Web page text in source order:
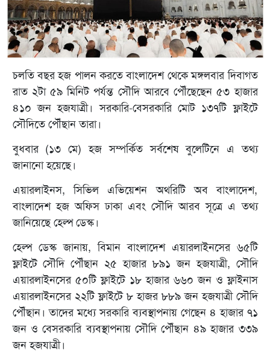
চলতি বছর হজ পালন করতে বাংলাদেশ থেকে মঙ্গলবার দিবাগত
রাত ২টা ৫৯ মিনিট পর্যন্ত সৌদি আরবে পৌঁছেছেন ৫৩ হাজার
৪১০ জন হজযাত্রী। সরকারি-বেসরকারি মোট ১৩৭টি ফ্লাইটে
সৌদিতে পৌঁছান তারা।
বুধবার (১৩ মে) হজ সম্পর্কিত সর্বশেষ বুলেটিনে এ তথ্য
জানানো হয়েছে।
এয়ারলাইনস, সিভিল এভিয়েশন অথরিটি অব বাংলাদেশ,
বাংলাদেশ হজ অফিস ঢাকা এবং সৌদি আরব সূত্রে এ তথ্য
জানিয়েছে হেল্প ডেস্ক।
হেল্প ডেস্ক জানায়, বিমান বাংলাদেশ এয়ারলাইনসের ৬৫টি
ফ্লাইটে সৌদি পৌঁছান ২৫ হাজার ৮৯১ জন হজযাত্রী, সৌদি
এয়ারলাইনসের ৫০টি ফ্লাইটে ১৮ হাজার ৬৬০ জন ও ফ্লাইনাস
এয়ারলাইনসের ২২টি ফ্লাইটে ৮ হাজর ৮৮৯ জন হজযাত্রী সৌদি
পৌঁছান। তাদের মধ্যে সরকারি ব্যবস্থাপনায় গেছেন ৪ হাজার ৭১
জন ও বেসরকারি ব্যবস্থাপনায় সৌদি পৌঁছান ৪৯ হাজার ৩৩৯
জন হজযাত্রী।